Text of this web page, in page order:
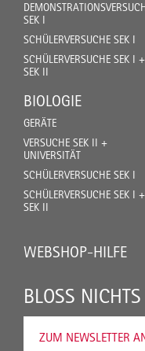
SEK I
SCHÜLERVERSUCHE SEK I
SCHÜLERVERSUCHE SEK I +
SEK II
BIOLOGIE
GERÄTE
VERSUCHE SEK II +
UNIVERSITÄT
SCHÜLERVERSUCHE SEK I
SCHÜLERVERSUCHE SEK I +
SEK II
WEBSHOP-HILFE
BLOSS
ZUM NEWSLETTER